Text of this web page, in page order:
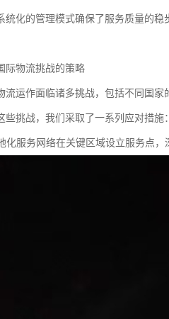
统化的管理模式确保了服务质量的稳
际物流挑战的策略
流运作面临诸多挑战，包括不同国家
些挑战，我们采取了一系列应对措施：
化服务网络在关键区域设立服务点，